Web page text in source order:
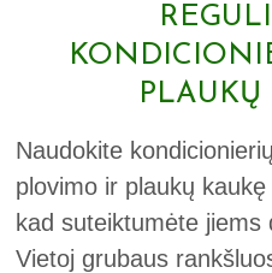
PLAUKŲ
Naudokite
plovimo ir plaukų
kad suteiktumėte
Vietoj grubaus